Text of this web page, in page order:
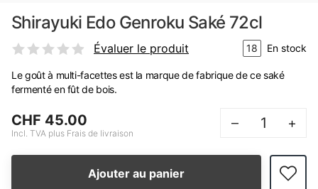
Shirayuki Edo Genroku Saké 72cl
Évaluer le produit 18 En stock
Le goût à multi-facettes est la marque de fabrique de ce saké
fermenté en fût de bois.
CHF 45.00
Incl. TVA plus Frais de livraison
– +
Ajouter au panier